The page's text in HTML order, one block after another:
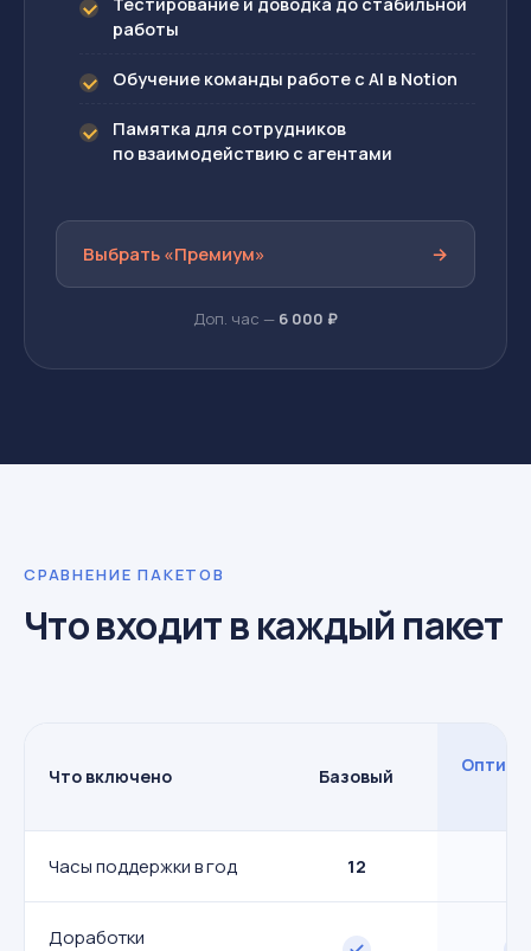
работы
Обучение команды работе с AI в Notion
Памятка для сотрудников
по взаимодействию с агентами
Выбрать «Премиум» →
Доп. час — 6 000 ₽
СРАВНЕНИЕ ПАКЕТОВ
Что входит в каждый пакет
Что включено Базовый
Часы поддержки в год 12
Доработки